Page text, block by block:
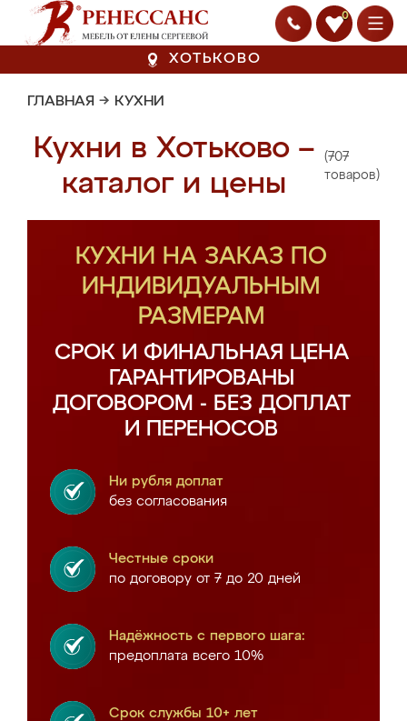
0
ХОТЬКОВО
ГЛАВНАЯ → КУХНИ
Кухни в Хотьково –
каталог и цены
(707
товаров)
КУХНИ НА ЗАКАЗ ПО
ИНДИВИДУАЛЬНЫМ
РАЗМЕРАМ
СРОК И ФИНАЛЬНАЯ ЦЕНА
ГАРАНТИРОВАНЫ
ДОГОВОРОМ - БЕЗ ДОПЛАТ
И ПЕРЕНОСОВ
Ни рубля доплат
без согласования
Честные сроки
по договору от 7 до 20 дней
Надёжность с первого шага:
предоплата всего 10%
Срок службы 10+ лет